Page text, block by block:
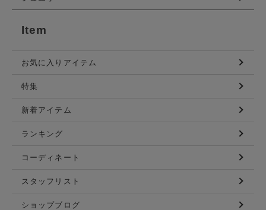
Item
お気に入りアイテム
特集
新着アイテム
ランキング
コーディネート
スタッフリスト
ショップブログ